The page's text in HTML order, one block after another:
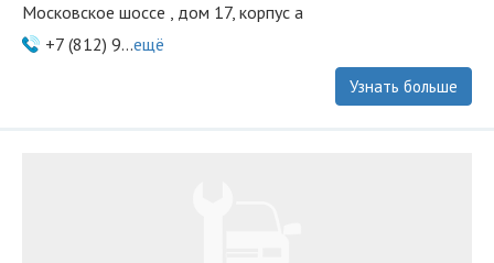
Московское шоссе , дом 17, корпус а
+7 (812) 9...ещё
Узнать больше